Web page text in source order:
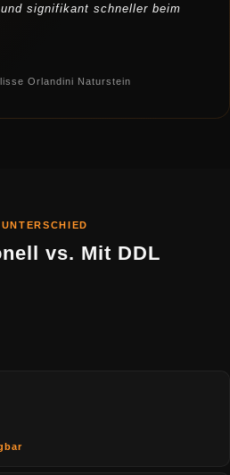
signifikant schneller beim
Orlandini Naturstein
UNTERSCHIED
vs. Mit DDL